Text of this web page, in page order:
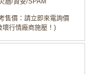
售價：請立即來電詢價
壞行情廠商施壓！)